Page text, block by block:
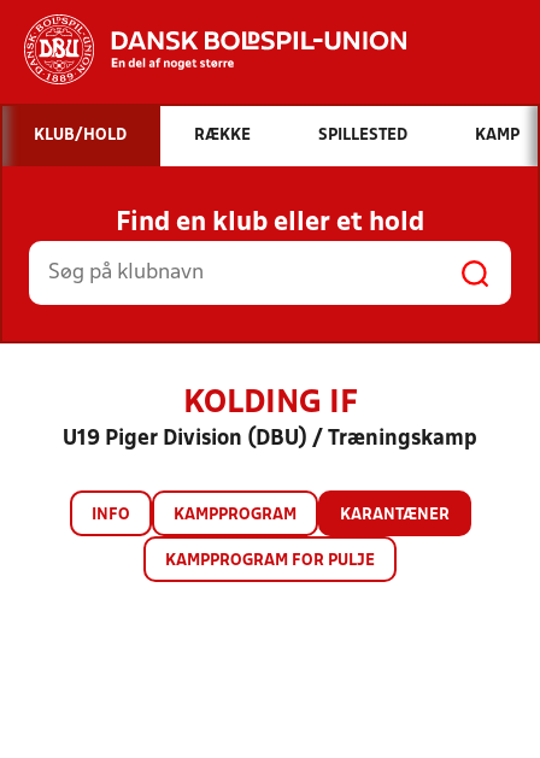
Hvad vil du søge efter?
INDHOLD OG NYHEDER
STILLINGER, RESULTATER, KLUBBER OG
HOLD
KLUB/HOLD RÆKKE SPILLESTED KAMP
Find en klub eller et hold
KOLDING IF
U19 Piger Division (DBU) / Træningskamp
INFO KAMPPROGRAM KARANTÆNER
KAMPPROGRAM FOR PULJE